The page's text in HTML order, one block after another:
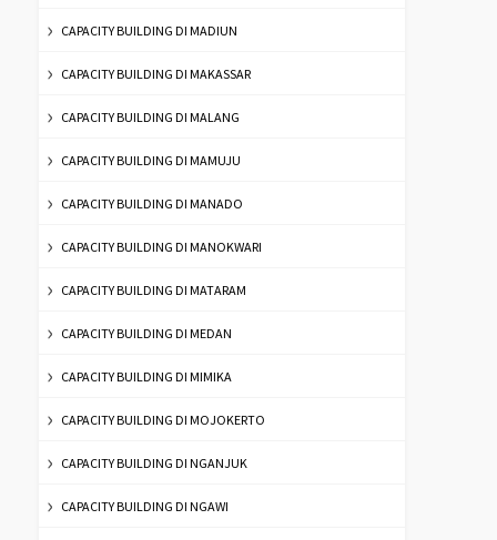
CAPACITY BUILDING DI MADIUN
CAPACITY BUILDING DI MAKASSAR
CAPACITY BUILDING DI MALANG
CAPACITY BUILDING DI MAMUJU
CAPACITY BUILDING DI MANADO
CAPACITY BUILDING DI MANOKWARI
CAPACITY BUILDING DI MATARAM
CAPACITY BUILDING DI MEDAN
CAPACITY BUILDING DI MIMIKA
CAPACITY BUILDING DI MOJOKERTO
CAPACITY BUILDING DI NGANJUK
CAPACITY BUILDING DI NGAWI